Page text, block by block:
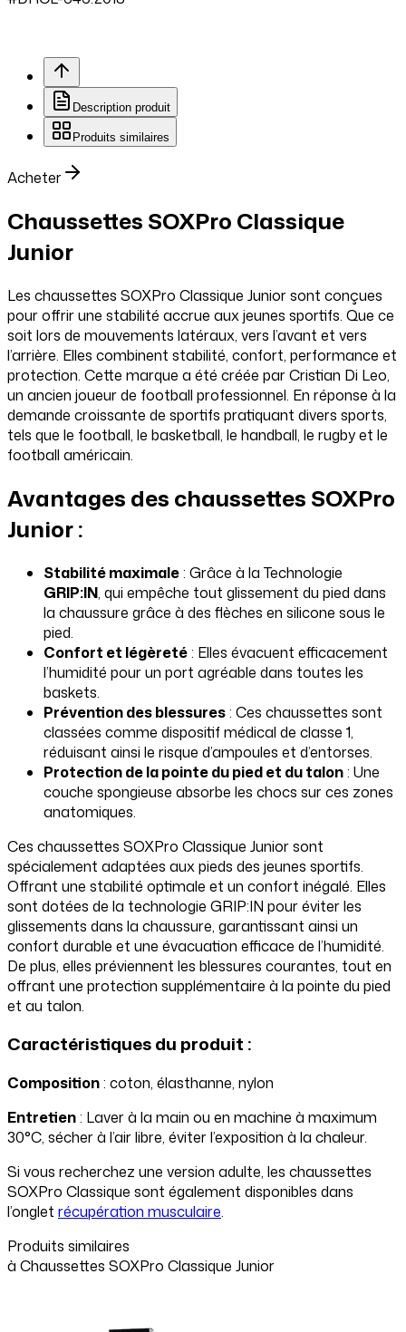
Description produit
Produits similaires
Acheter
Chaussettes SOXPro Classique
Junior
Les chaussettes SOXPro Classique Junior sont conçues
pour offrir une stabilité accrue aux jeunes sportifs. Que ce
soit lors de mouvements latéraux, vers l’avant et vers
l’arrière. Elles combinent stabilité, confort, performance et
protection. Cette marque a été créée par Cristian Di Leo,
un ancien joueur de football professionnel. En réponse à la
demande croissante de sportifs pratiquant divers sports,
tels que le football, le basketball, le handball, le rugby et le
football américain.
Avantages des chaussettes SOXPro
Junior :
Stabilité maximale: Grâce à la Technologie
GRIP:IN, qui empêche tout glissement du pied dans
la chaussure grâce à des flèches en silicone sous le
pied.
Confort et légèreté: Elles évacuent efficacement
l’humidité pour un port agréable dans toutes les
baskets.
Prévention des blessures: Ces chaussettes sont
classées comme dispositif médical de classe 1,
réduisant ainsi le risque d’ampoules et d’entorses.
Protection de la pointe du pied et du talon: Une
couche spongieuse absorbe les chocs sur ces zones
anatomiques.
Ces chaussettes SOXPro Classique Junior sont
spécialement adaptées aux pieds des jeunes sportifs.
Offrant une stabilité optimale et un confort inégalé. Elles
sont dotées de la technologie GRIP:IN pour éviter les
glissements dans la chaussure, garantissant ainsi un
confort durable et une évacuation efficace de l’humidité.
De plus, elles préviennent les blessures courantes, tout en
offrant une protection supplémentaire à la pointe du pied
et au talon.
Caractéristiques du produit :
Composition: coton, élasthanne, nylon
Entretien: Laver à la main ou en machine à maximum
30°C, sécher à l’air libre, éviter l’exposition à la chaleur.
Si vous recherchez une version adulte, les chaussettes
SOXPro Classique sont également disponibles dans
l’onglet récupération musculaire.
Produits similaires
à Chaussettes SOXPro Classique Junior